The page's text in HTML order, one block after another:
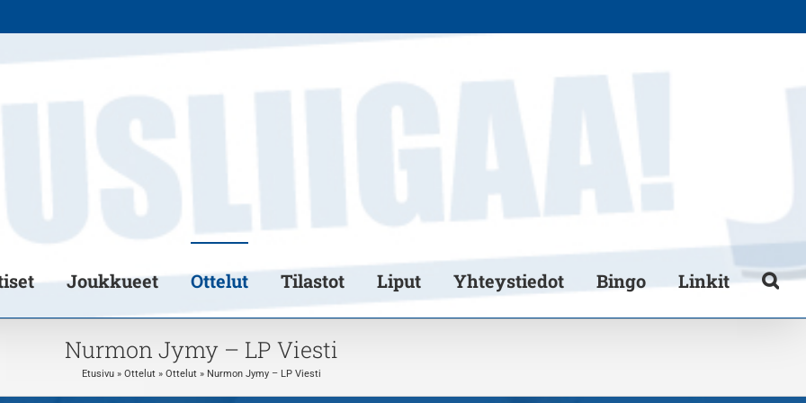
Joukkueet Ottelut Tilastot Liput Yhteystiedot Bingo Linkit
Nurmon Jymy – LP Viesti
Etusivu » Ottelut » Ottelut » Nurmon Jymy – LP Viesti